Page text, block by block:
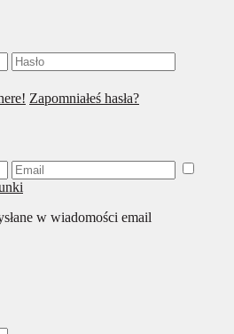
Zapomniałeś hasła?
w wiadomości email